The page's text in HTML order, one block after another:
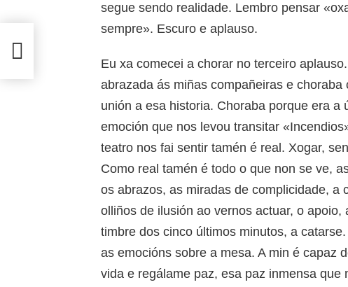
segue sendo realidade. Lembro pensar
sempre». Escuro e aplauso.
Eu xa comecei a chorar no terceiro
abrazada ás miñas compañeiras e
unión a esa historia. Choraba porque era a
emoción que nos levou transitar
teatro nos fai sentir tamén é real. Xogar,
Como real tamén é todo o que non se ve,
os abrazos, as miradas de complicidade, a
olliños de ilusión ao vernos actuar, o
timbre dos cinco últimos minutos, a
as emocións sobre a mesa. A min é capaz
vida e regálame paz, esa paz inmensa